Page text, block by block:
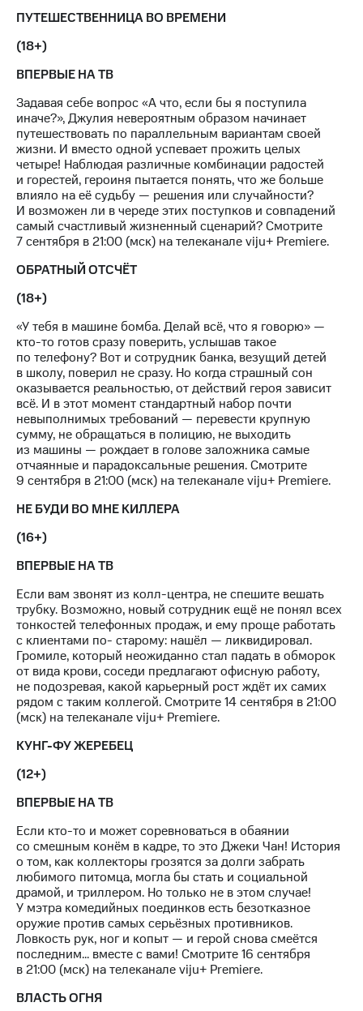
карту
eSIM
Для дома
Спутниковое ТВ
Выберите
и подключите
ТВ
с выгодным
тарифом
Интернет,
ТВ и телефон
для дома
Спутниковое
ТВ
Услуги
Поддержка
и подписки
МТС
Premium
Подписка
на гигабайты
и многое
Семейная
группа
Скидка
на тарифы,
общие
подписки
и услуги,
к геолокации
музыка,
книги
и не
только
Безопасность
Финансы
Детям
и родителям
Здоровье
и фитнес
кабинет
спутникового
приложение
МТС
МТС
Premium
Подписка
на гигабайты
интернета,
фильмы,
музыка
и многое
другое
Скидка
на тарифы,
общие
подписки
и услуги,
доступ
к геолокации
Сертификаты
безопасности
Всё
под
что
полезного
есть
в нашем
приложении
КИОН
КИОН
Музыка
Гудок
Мой
МТС
Все
приложения
Инвестиции
Получайте
ПУТЕШЕСТВЕННИЦА ВО ВРЕМЕНИ
(18+)
ВПЕРВЫЕ НА ТВ
Задавая себе вопрос «А что, если бы я поступила
иначе?», Джулия невероятным образом начинает
путешествовать по параллельным вариантам своей
жизни. И вместо одной успевает прожить целых
четыре! Наблюдая различные комбинации радостей
и горестей, героиня пытается понять, что же больше
влияло на её судьбу — решения или случайности?
И возможен ли в череде этих поступков и совпадений
самый счастливый жизненный сценарий? Смотрите
7 сентября в 21:00 (мск) на телеканале viju+ Premiere.
ОБРАТНЫЙ ОТСЧЁТ
(18+)
«У тебя в машине бомба. Делай всё, что я говорю» —
кто-то готов сразу поверить, услышав такое
по телефону? Вот и сотрудник банка, везущий детей
в школу, поверил не сразу. Но когда страшный сон
оказывается реальностью, от действий героя зависит
всё. И в этот момент стандартный набор почти
невыполнимых требований — перевести крупную
сумму, не обращаться в полицию, не выходить
из машины — рождает в голове заложника самые
отчаянные и парадоксальные решения. Смотрите
9 сентября в 21:00 (мск) на телеканале viju+ Premiere.
НЕ БУДИ ВО МНЕ КИЛЛЕРА
(16+)
ВПЕРВЫЕ НА ТВ
Если вам звонят из колл-центра, не спешите вешать
трубку. Возможно, новый сотрудник ещё не понял всех
тонкостей телефонных продаж, и ему проще работать
с клиентами по- старому: нашёл — ликвидировал.
Громиле, который неожиданно стал падать в обморок
от вида крови, соседи предлагают офисную работу,
не подозревая, какой карьерный рост ждёт их самих
рядом с таким коллегой. Смотрите 14 сентября в 21:00
(мск) на телеканале viju+ Premiere.
КУНГ-ФУ ЖЕРЕБЕЦ
(12+)
ВПЕРВЫЕ НА ТВ
Если кто-то и может соревноваться в обаянии
со смешным конём в кадре, то это Джеки Чан! История
о том, как коллекторы грозятся за долги забрать
любимого питомца, могла бы стать и социальной
драмой, и триллером. Но только не в этом случае!
У мэтра комедийных поединков есть безотказное
оружие против самых серьёзных противников.
Ловкость рук, ног и копыт — и герой снова смеётся
последним... вместе с вами! Смотрите 16 сентября
в 21:00 (мск) на телеканале viju+ Premiere.
ВЛАСТЬ ОГНЯ